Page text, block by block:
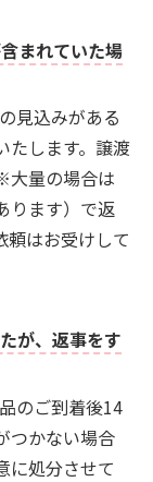
まれていた場
見込みがある
たします。譲渡
大量の場合は
ります）で返
頼はお受けして
が、返事をす
のご到着後14
つかない場合
に処分させて